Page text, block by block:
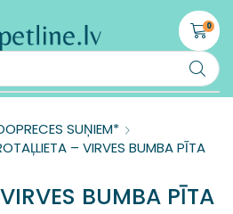
0
SUŅIEM*
– VIRVES BUMBA PĪTA
BUMBA PĪTA